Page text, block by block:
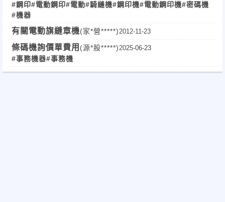
#鋼印#電動鋼印#電動#騎縫機#鋼印機#電動鋼印機#密碼機
#機器
有關電動旗縫章機(家*營*****) 2012-11-23
條碼機詢價單費用 (源*股*****) 2025-06-23
#事務機器#事務機